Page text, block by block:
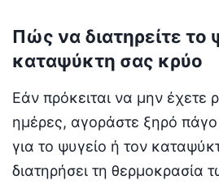
Πώς να διατηρείτε το
καταψύκτη σας κρύο
Εάν πρόκειται να μην έχετε
ημέρες, αγοράστε ξηρό
για το ψυγείο ή τον
διατηρήσει τη θερμοκρασία